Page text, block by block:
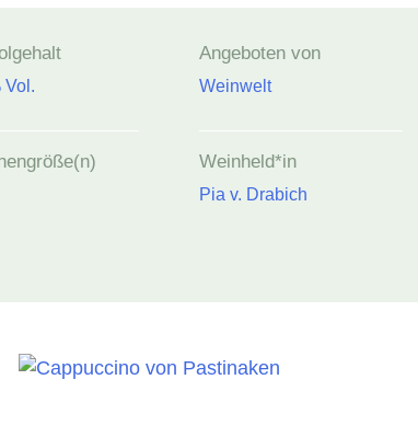
Vol.
Angeboten von
Weinwelt
Weinheld*in
Pia v. Drabich